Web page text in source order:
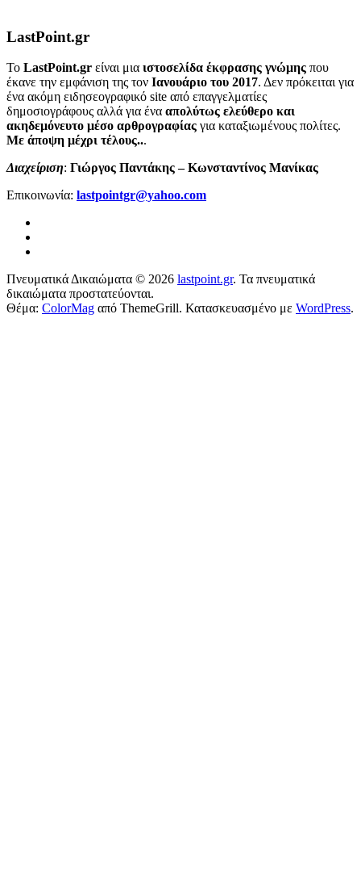
LastPoint.gr
To LastPoint.gr είναι μια ιστοσελίδα έκφρασης γνώμης που
έκανε την εμφάνιση της τον Ιανουάριο του 2017. Δεν πρόκειται για
ένα ακόμη ειδησεογραφικό site από επαγγελματίες
δημοσιογράφους αλλά για ένα απολύτως ελεύθερο και
ακηδεμόνευτο μέσο αρθρογραφίας για καταξιωμένους πολίτες.
Με άποψη μέχρι τέλους...
Διαχείριση: Γιώργος Παντάκης – Κωνσταντίνος Μανίκας
Επικοινωνία: lastpointgr@yahoo.com
Πνευματικά Δικαιώματα © 2026 lastpoint.gr. Τα πνευματικά
δικαιώματα προστατεύονται.
Θέμα: ColorMag από ThemeGrill. Κατασκευασμένο με WordPress.